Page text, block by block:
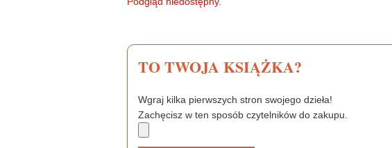
o
e
TO TWOJA KSIĄŻKA?
Wgraj kilka pierwszych stron swojego dzieła!
Zachęcisz w ten sposób czytelników do zakupu.